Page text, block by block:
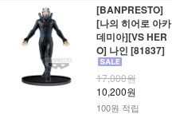
[BANPRESTO]
[나의 히어로 아카
데미아][VS HER
O] 나인 [81837]
17,000원
10,200원
100원 적립